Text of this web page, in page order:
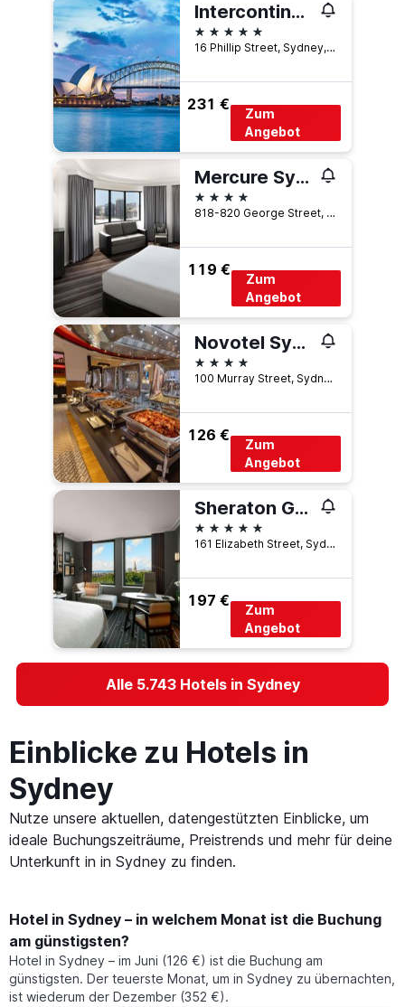
Intercontinental Hotels Sydney by IHG
5 Sterne
16 Phillip Street, Sydney, NSW, Australien
231 €
Zum
Angebot
Mercure Sydney
4 Sterne
818-820 George Street, Sydney, NSW, Australien
119 €
Zum
Angebot
Novotel Sydney on Darling Harbour
4 Sterne
100 Murray Street, Sydney, NSW, Australien
126 €
Zum
Angebot
Sheraton Grand Sydney Hyde Park
5 Sterne
161 Elizabeth Street, Sydney, NSW, Australien
197 €
Zum
Angebot
Alle 5.743 Hotels in Sydney
Einblicke zu Hotels in
Sydney
Nutze unsere aktuellen, datengestützten Einblicke, um
ideale Buchungszeiträume, Preistrends und mehr für deine
Unterkunft in in Sydney zu finden.
Hotel in Sydney – in welchem Monat ist die Buchung
am günstigsten?
Hotel in Sydney – im Juni (126 €) ist die Buchung am
günstigsten. Der teuerste Monat, um in Sydney zu übernachten,
ist wiederum der Dezember (352 €).